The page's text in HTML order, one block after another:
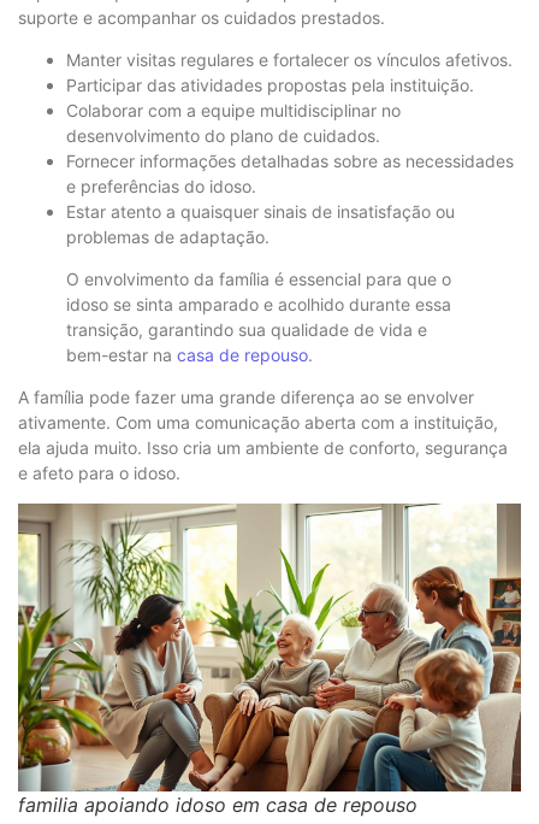
suporte e acompanhar os cuidados prestados.
Manter visitas regulares e fortalecer os vínculos afetivos.
Participar das atividades propostas pela instituição.
Colaborar com a equipe multidisciplinar no
desenvolvimento do plano de cuidados.
Fornecer informações detalhadas sobre as necessidades
e preferências do idoso.
Estar atento a quaisquer sinais de insatisfação ou
problemas de adaptação.
O envolvimento da família é essencial para que o
idoso se sinta amparado e acolhido durante essa
transição, garantindo sua qualidade de vida e
bem-estar na casa de repouso.
A família pode fazer uma grande diferença ao se envolver
ativamente. Com uma comunicação aberta com a instituição,
ela ajuda muito. Isso cria um ambiente de conforto, segurança
e afeto para o idoso.
familia apoiando idoso em casa de repouso